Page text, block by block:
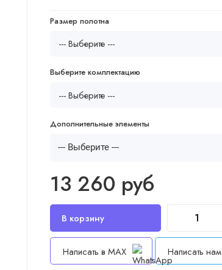
Размер полотна
Выберите комплектацию
Дополнительные элементы
--- Выберите ---
13 260 руб
Написать в MAX Написать нам